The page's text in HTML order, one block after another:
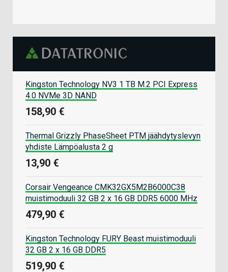
Kingston Technology NV3 1 TB M.2 PCI Express
4.0 NVMe 3D NAND
158,90 €
Thermal Grizzly PhaseSheet PTM jäähdytyslevyn
yhdiste Lämpöalusta 2 g
13,90 €
Corsair Vengeance CMK32GX5M2B6000C38
muistimoduuli 32 GB 2 x 16 GB DDR5 6000 MHz
479,90 €
Kingston Technology FURY Beast muistimoduuli
32 GB 2 x 16 GB DDR5
519,90 €